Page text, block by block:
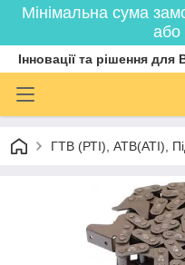
Мінімальна сума
або
Інновації та рішення
ГТВ (РТI), АТВ(АТI),